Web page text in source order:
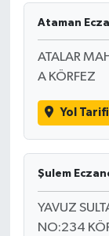
Ataman
ATALAR
A KÖRFEZ
Yol Tarifi
Şulem
YAVUZ
NO:234
SOMA
LIFE